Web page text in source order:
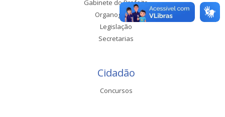
Gabinete do Prefeito
Organograma
Legislação
Secretarias
Cidadão
Concursos